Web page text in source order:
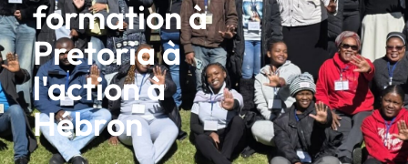
formation à
Pretoria à
l'action à
Hébron